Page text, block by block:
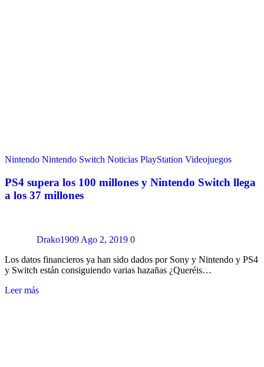
Nintendo Nintendo Switch Noticias PlayStation Videojuegos
PS4 supera los 100 millones y Nintendo Switch llega
a los 37 millones
Drako1909 Ago 2, 2019 0
Los datos financieros ya han sido dados por Sony y Nintendo y PS4
y Switch están consiguiendo varias hazañas ¿Queréis…
Leer más